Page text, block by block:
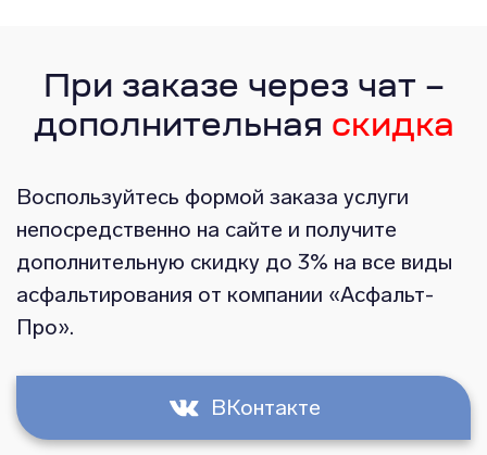
При заказе через чат –
дополнительная скидка
Воспользуйтесь формой заказа услуги
непосредственно на сайте и получите
дополнительную скидку до 3% на все виды
асфальтирования от компании «Асфальт-
Про».
ВКонтакте